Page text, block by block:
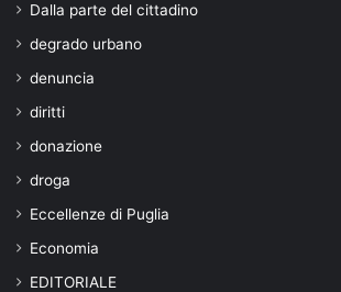
Dalla parte del cittadino
degrado urbano
denuncia
diritti
donazione
droga
Eccellenze di Puglia
Economia
EDITORIALE